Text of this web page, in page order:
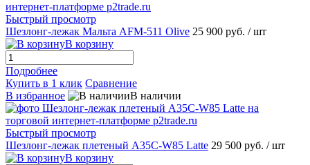
Быстрый просмотр
Шезлонг-лежак Мальта AFM-511 Olive 25 900 руб. / шт
В корзину
Подробнее
Купить в 1 клик Сравнение
В избранное
В наличии
Быстрый просмотр
Шезлонг-лежак плетеный A35C-W85 Latte 29 500 руб. / шт
В корзину